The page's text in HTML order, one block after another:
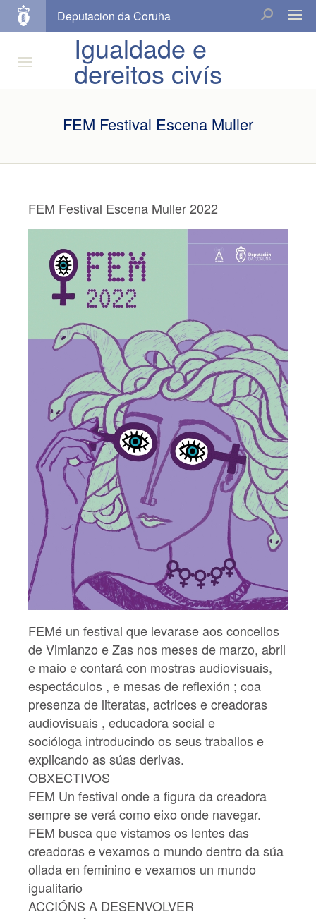
Deputacion da Coruña
Igualdade e
dereitos civís
FEM Festival Escena Muller
FEM Festival Escena Muller 2022
FEMé un festival que levarase aos concellos
de Vimianzo e Zas nos meses de marzo, abril
e maio e contará con mostras audiovisuais,
espectáculos , e mesas de reflexión ; coa
presenza de literatas, actrices e creadoras
audiovisuais , educadora social e
socióloga introducindo os seus traballos e
explicando as súas derivas.
OBXECTIVOS
FEM Un festival onde a figura da creadora
sempre se verá como eixo onde navegar.
FEM busca que vistamos os lentes das
creadoras e vexamos o mundo dentro da súa
ollada en feminino e vexamos un mundo
igualitario
ACCIÓNS A DESENVOLVER